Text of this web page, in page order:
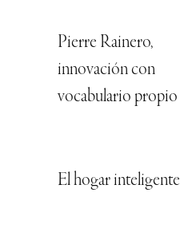
Pierre Rainero,
innovación con
vocabulario propio
El hogar inteligente